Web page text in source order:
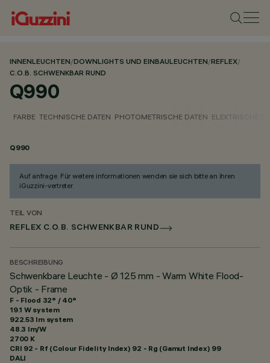
INNENLEUCHTEN/DOWNLIGHTS UND EINBAULEUCHTEN/REFLEX/
C.O.B. SCHWENKBAR RUND
Q990
FARBE TECHNISCHE DATEN PHOTOMETRISCHE DATEN ELEKTRISCHE
Q990
Auf anfrage. Für weitere informationen wenden sie sich bitte an ihren
iGuzzini-vertreter.
TEIL VON
REFLEX C.O.B. SCHWENKBAR RUND
BESCHREIBUNG
Schwenkbare Leuchte - Ø 125 mm - Warm White Flood-
Optik - Frame
F - Flood 32° / 40°
19.1 W system
922.53 lm system
48.3 lm/W
2700 K
CRI 92 - Rf (Colour Fidelity Index) 92 - Rg (Gamut Index) 99
DALI